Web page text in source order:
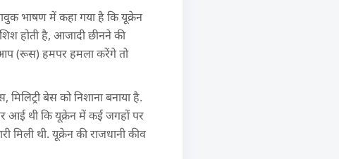
भाषण में कहा गया है कि यूक्रेन
होती है, आजादी छीनने की
आप (रूस) हमपर हमला करेंगे तो
बेस को निशाना बनाया है.
आई थी कि यूक्रेन में कई जगहों पर
मिली थी. यूक्रेन की राजधानी कीव